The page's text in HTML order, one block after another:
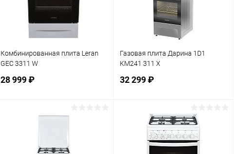
Комбинированная плита Leran
GEC 3311 W
28 999 ₽
В корзину
Купить в 1 клик
Газовая плита Дарина 1D1
KM241 311 X
32 299 ₽
В корзину
Купить в 1 клик К сравнению